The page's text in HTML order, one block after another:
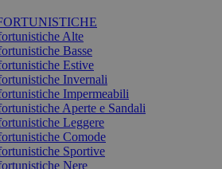
Alte
Basse
Estive
Invernali
Impermeabili
Aperte e Sandali
Leggere
Comode
Sportive
Nere